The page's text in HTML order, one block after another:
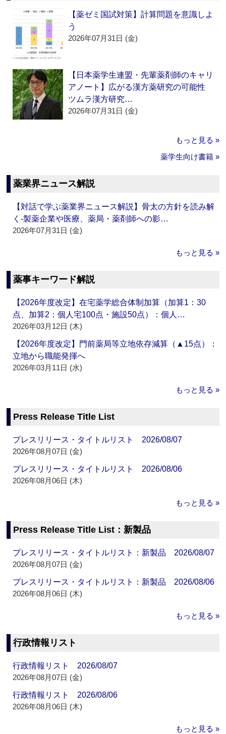
【薬ゼミ国試対策】計算問題を意識しよ
う
2026年07月31日 (金)
【日本薬学生連盟・先輩薬剤師のキャリ
アノート】広がる漢方薬研究の可能性
ツムラ漢方研究…
2026年07月31日 (金)
もっと見る »
薬学生向け書籍 »
薬業界ニュース解説
【対話で学ぶ薬業界ニュース解説】骨太の方針を読み解
く‐製薬企業や医療、薬局・薬剤師への影…
2026年07月31日 (金)
もっと見る »
薬事キーワード解説
【2026年度改定】在宅薬学総合体制加算（加算1：30
点、加算2：個人宅100点・施設50点）：個人…
2026年03月12日 (木)
【2026年度改定】門前薬局等立地依存減算（▲15点）：
立地から職能発揮へ
2026年03月11日 (水)
もっと見る »
Press Release Title List
プレスリリース・タイトルリスト 2026/08/07
2026年08月07日 (金)
プレスリリース・タイトルリスト 2026/08/06
2026年08月06日 (木)
もっと見る »
Press Release Title List：新製品
プレスリリース・タイトルリスト：新製品 2026/08/07
2026年08月07日 (金)
プレスリリース・タイトルリスト：新製品 2026/08/06
2026年08月06日 (木)
もっと見る »
行政情報リスト
行政情報リスト 2026/08/07
2026年08月07日 (金)
行政情報リスト 2026/08/06
2026年08月06日 (木)
もっと見る »